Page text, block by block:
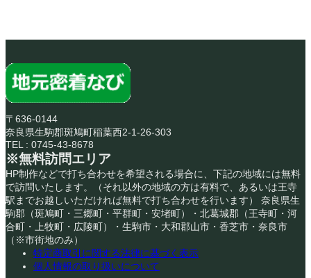
〒636-0144
奈良県生駒郡斑鳩町稲葉西2-1-26-303
TEL : 0745-43-8678
※無料訪問エリア
HP制作などで打ち合わせを希望される場合に、下記の地域には無料
で訪問いたします。（それ以外の地域の方は有料で、あるいは王寺
駅までお越しいただければ無料で打ち合わせを行います） 奈良県生
駒郡（斑鳩町・三郷町・平群町・安堵町）・北葛城郡（王寺町・河
合町・上牧町・広陵町）・生駒市・大和郡山市・香芝市・奈良市
（※市街地のみ）
特定商取引に関する法律に基づく表示
個人情報の取り扱いについて